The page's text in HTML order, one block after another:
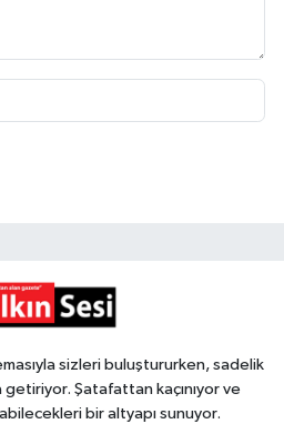
sizleri buluştururken, sadelik
Şatafattan kaçınıyor ve
bir altyapı sunuyor.